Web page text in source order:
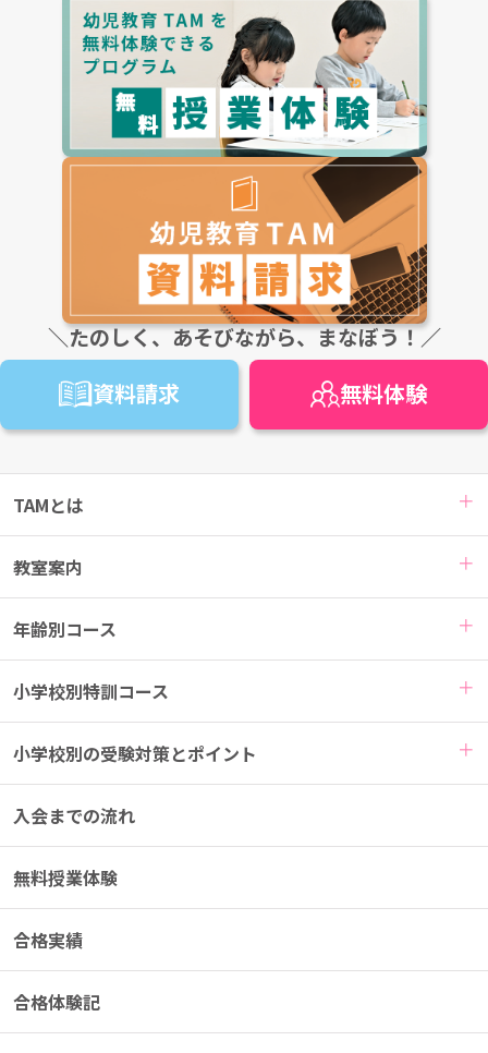
＼たのしく、あそびながら、まなぼう！／
資料請求 無料体験
TAMとは
教室案内
年齢別コース
小学校別特訓コース
小学校別の受験対策とポイント
入会までの流れ
無料授業体験
合格実績
合格体験記